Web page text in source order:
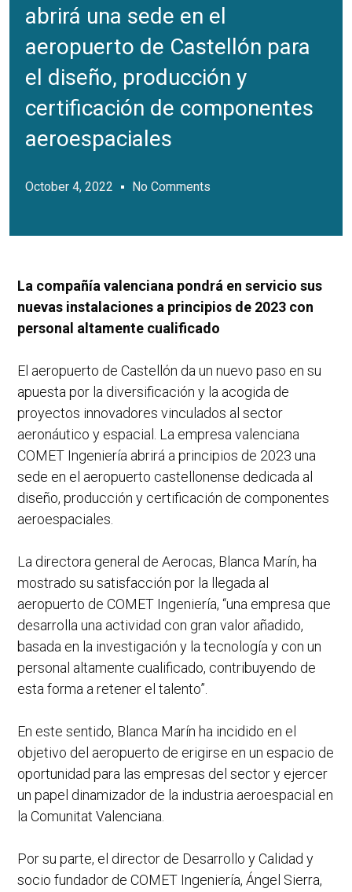
abrirá una sede en el
aeropuerto de Castellón para
el diseño, producción y
certificación de componentes
aeroespaciales
October 4, 2022 No Comments
La compañía valenciana pondrá en servicio sus
nuevas instalaciones a principios de 2023 con
personal altamente cualificado
El aeropuerto de Castellón da un nuevo paso en su
apuesta por la diversificación y la acogida de
proyectos innovadores vinculados al sector
aeronáutico y espacial. La empresa valenciana
COMET Ingeniería abrirá a principios de 2023 una
sede en el aeropuerto castellonense dedicada al
diseño, producción y certificación de componentes
aeroespaciales.
La directora general de Aerocas, Blanca Marín, ha
mostrado su satisfacción por la llegada al
aeropuerto de COMET Ingeniería, “una empresa que
desarrolla una actividad con gran valor añadido,
basada en la investigación y la tecnología y con un
personal altamente cualificado, contribuyendo de
esta forma a retener el talento”.
En este sentido, Blanca Marín ha incidido en el
objetivo del aeropuerto de erigirse en un espacio de
oportunidad para las empresas del sector y ejercer
un papel dinamizador de la industria aeroespacial en
la Comunitat Valenciana.
Por su parte, el director de Desarrollo y Calidad y
socio fundador de COMET Ingeniería, Ángel Sierra,